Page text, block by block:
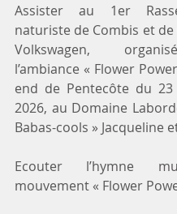
Assister au 1er
naturiste de Combis et de
Volkswagen,
l’ambiance « Flower
end de Pentecôte du
2026, au Domaine
Babas-cools » Jacqueline
Ecouter l’hymne
mouvement « Flower